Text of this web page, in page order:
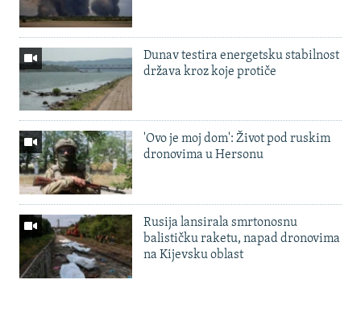
Dunav testira energetsku stabilnost
država kroz koje protiče
'Ovo je moj dom': Život pod ruskim
dronovima u Hersonu
Rusija lansirala smrtonosnu
balističku raketu, napad dronovima
na Kijevsku oblast